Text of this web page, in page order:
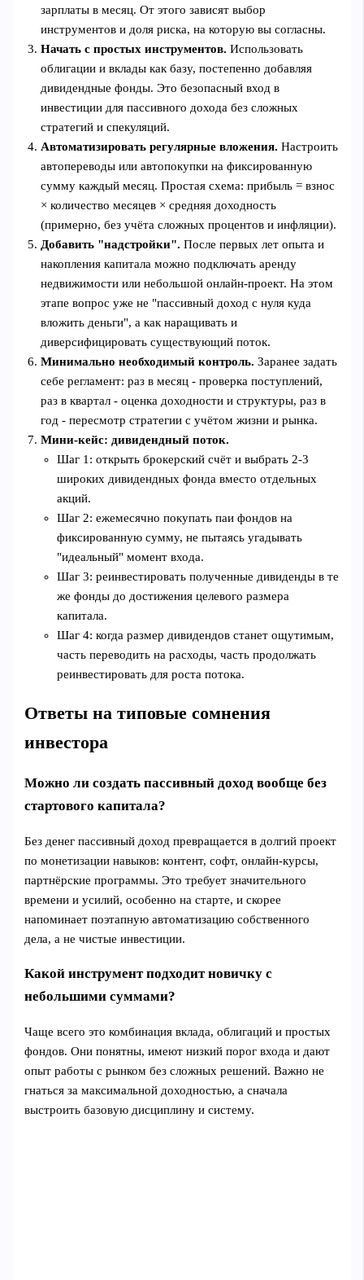
зарплаты в месяц. От этого зависят выбор
инструментов и доля риска, на которую вы согласны.
Начать с простых инструментов. Использовать
облигации и вклады как базу, постепенно добавляя
дивидендные фонды. Это безопасный вход в
инвестиции для пассивного дохода без сложных
стратегий и спекуляций.
Автоматизировать регулярные вложения. Настроить
автопереводы или автопокупки на фиксированную
сумму каждый месяц. Простая схема: прибыль = взнос
× количество месяцев × средняя доходность
(примерно, без учёта сложных процентов и инфляции).
Добавить "надстройки". После первых лет опыта и
накопления капитала можно подключать аренду
недвижимости или небольшой онлайн‑проект. На этом
этапе вопрос уже не "пассивный доход с нуля куда
вложить деньги", а как наращивать и
диверсифицировать существующий поток.
Минимально необходимый контроль. Заранее задать
себе регламент: раз в месяц - проверка поступлений,
раз в квартал - оценка доходности и структуры, раз в
год - пересмотр стратегии с учётом жизни и рынка.
Мини‑кейс: дивидендный поток.
Шаг 1: открыть брокерский счёт и выбрать 2-3
широких дивидендных фонда вместо отдельных
акций.
Шаг 2: ежемесячно покупать паи фондов на
фиксированную сумму, не пытаясь угадывать
"идеальный" момент входа.
Шаг 3: реинвестировать полученные дивиденды в те
же фонды до достижения целевого размера
капитала.
Шаг 4: когда размер дивидендов станет ощутимым,
часть переводить на расходы, часть продолжать
реинвестировать для роста потока.
Ответы на типовые сомнения
инвестора
Можно ли создать пассивный доход вообще без
стартового капитала?
Без денег пассивный доход превращается в долгий проект
по монетизации навыков: контент, софт, онлайн‑курсы,
партнёрские программы. Это требует значительного
времени и усилий, особенно на старте, и скорее
напоминает поэтапную автоматизацию собственного
дела, а не чистые инвестиции.
Какой инструмент подходит новичку с
небольшими суммами?
Чаще всего это комбинация вклада, облигаций и простых
фондов. Они понятны, имеют низкий порог входа и дают
опыт работы с рынком без сложных решений. Важно не
гнаться за максимальной доходностью, а сначала
выстроить базовую дисциплину и систему.